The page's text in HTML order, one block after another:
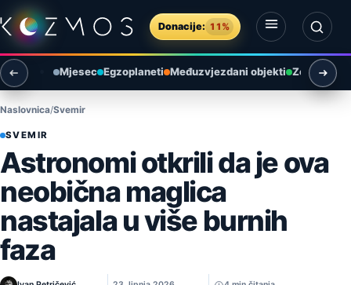
Preskoči na sadržaj
Donacije: 11%
Otvori izbornik
Otvori pretragu
Mjesec Egzoplaneti Međuzvjezdani objekti Zemlja i
Naslovnica Svemir
SVEMIR
Astronomi otkrili da je ova
neobična maglica
nastajala u više burnih
faza